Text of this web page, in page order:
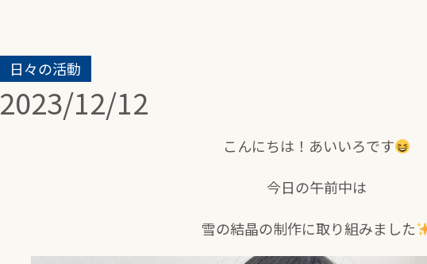
日々の活動
2023/12/12
こんにちは！あいいろです
今日の午前中は
雪の結晶の制作に取り組みました